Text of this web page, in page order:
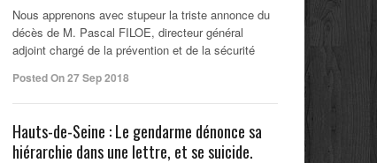
Nous apprenons avec stupeur la triste annonce du
décès de M. Pascal FILOE, directeur général
adjoint chargé de la prévention et de la sécurité
Posted On 27 Sep 2018
Hauts-de-Seine : Le gendarme dénonce sa
hiérarchie dans une lettre, et se suicide.